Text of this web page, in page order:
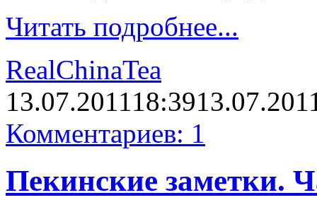
Читать подробнее...
RealChinaTea
13.07.201118:39
Комментариев: 1
Пекинские заметки.